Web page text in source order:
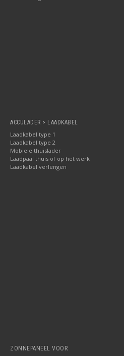
ACCULADER > LAADKABEL
Laadkabel type 1
Laadkabel type 2
Mobiele thuislader
Laadpaal thuis of op het werk
Laadkabel verlengen
ZONNEPANEEL VOOR